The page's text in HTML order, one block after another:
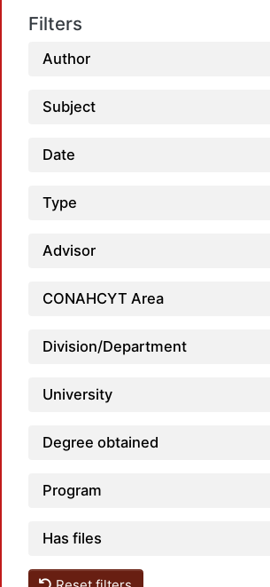
Filters
Author
Subject
Date
Type
Advisor
CONAHCYT Area
Division/Department
University
Degree obtained
Program
Has files